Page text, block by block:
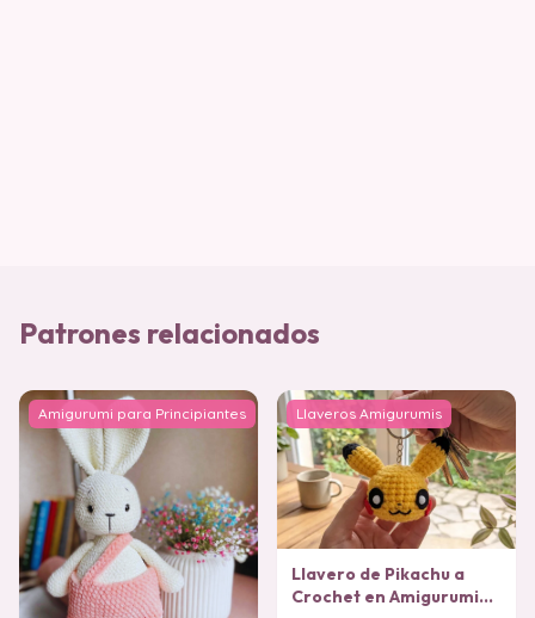
Patrones relacionados
Amigurumi para Principiantes Llaveros Amigurumis
Llavero de Pikachu a
Crochet en Amigurumi